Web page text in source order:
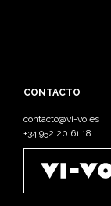
CONTACTO
contacto@vi-vo.es
+34 952 20 61 18